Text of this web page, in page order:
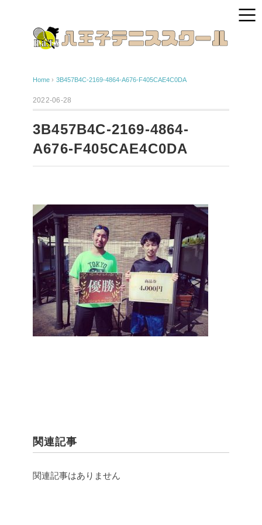
Home › 3B457B4C-2169-4864-A676-F405CAE4C0DA
2022-06-28
3B457B4C-2169-4864-
A676-F405CAE4C0DA
関連記事
関連記事はありません